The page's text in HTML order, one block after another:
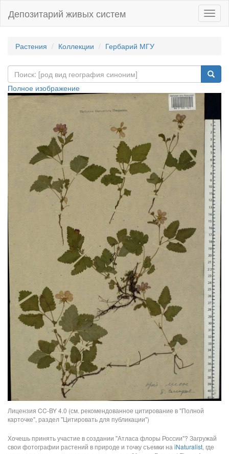
Депозитарий живых систем
Растения Коллекции Гербарий МГУ
Полное изображение
Лицензия CC-BY 4.0 (см. рекомендованное цитирование в "Полной
карточке", раздел "Цитировать для публикации")
Хочешь принять участие в создании "Атласа флоры России"? Загружай
свои фотографии растений в природе и точку съемки на iNaturalist, где